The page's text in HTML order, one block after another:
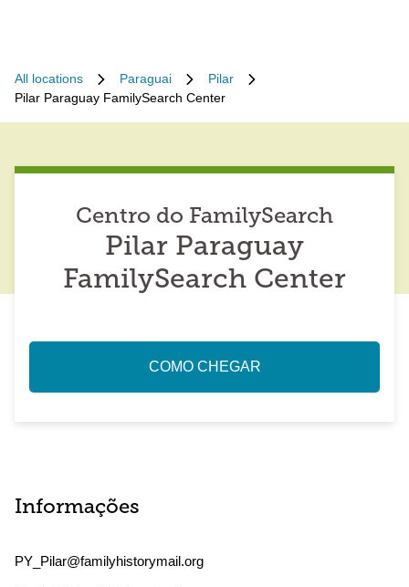
All locations Paraguai
Pilar
Pilar Paraguay FamilySearch Center
Centro do FamilySearch
Pilar Paraguay
FamilySearch Center
COMO CHEGAR
Informações
PY_Pilar@familyhistorymail.org